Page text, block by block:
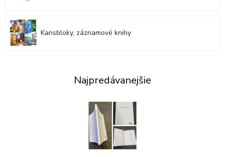
Karisbloky, záznamové knihy
Najpredávanejšie